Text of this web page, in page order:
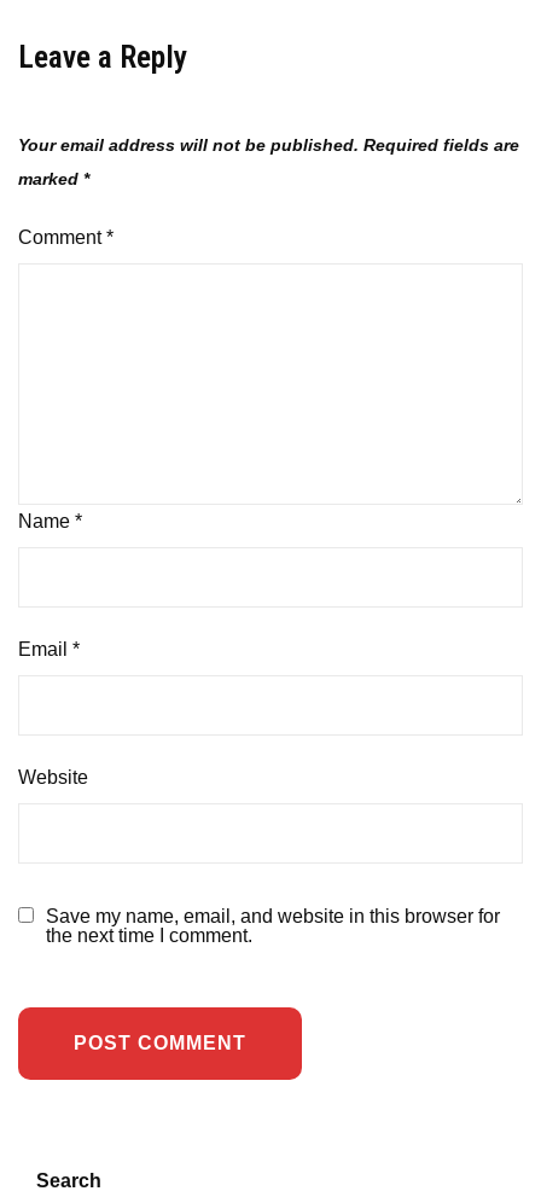
Leave a Reply
Your email address will not be published. Required fields are
marked *
Comment*
Name *
Email *
Website
Save my name, email, and website in this browser for
the next time I comment.
Search